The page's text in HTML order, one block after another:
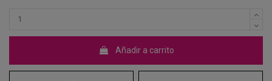
Añadir a carrito